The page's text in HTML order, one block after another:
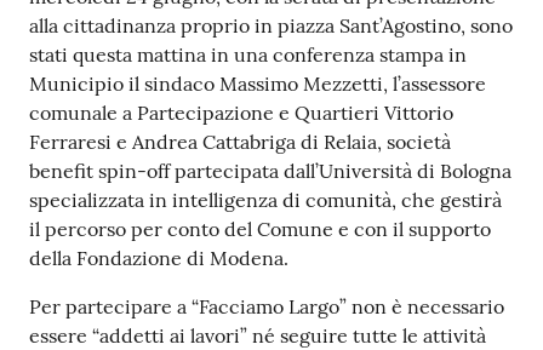
alla cittadinanza proprio in piazza Sant’Agostino, sono
stati questa mattina in una conferenza stampa in
Municipio il sindaco Massimo Mezzetti, l’assessore
comunale a Partecipazione e Quartieri Vittorio
Ferraresi e Andrea Cattabriga di Relaia, società
benefit spin-off partecipata dall’Università di Bologna
specializzata in intelligenza di comunità, che gestirà
il percorso per conto del Comune e con il supporto
della Fondazione di Modena.
Per partecipare a “Facciamo Largo” non è necessario
essere “addetti ai lavori” né seguire tutte le attività